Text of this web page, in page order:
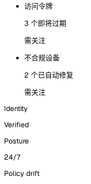
访问令牌
3 个即将过期
需关注
不合规设备
2 个已自动修复
需关注
Identity
Verified
Posture
24/7
Policy drift